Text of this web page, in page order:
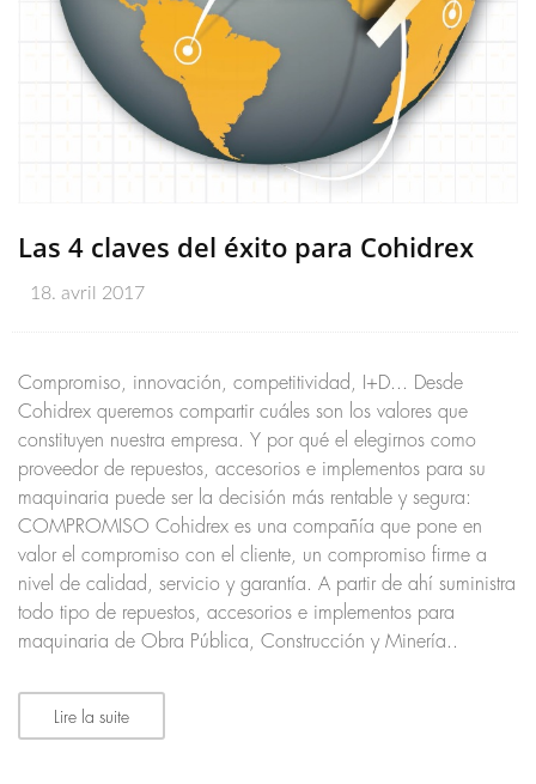
Las 4 claves del éxito para Cohidrex
18. avril 2017
Compromiso, innovación, competitividad, I+D... Desde
Cohidrex queremos compartir cuáles son los valores que
constituyen nuestra empresa. Y por qué el elegirnos como
proveedor de repuestos, accesorios e implementos para su
maquinaria puede ser la decisión más rentable y segura:
COMPROMISO Cohidrex es una compañía que pone en
valor el compromiso con el cliente, un compromiso firme a
nivel de calidad, servicio y garantía. A partir de ahí suministra
todo tipo de repuestos, accesorios e implementos para
maquinaria de Obra Pública, Construcción y Minería..
Lire la suite